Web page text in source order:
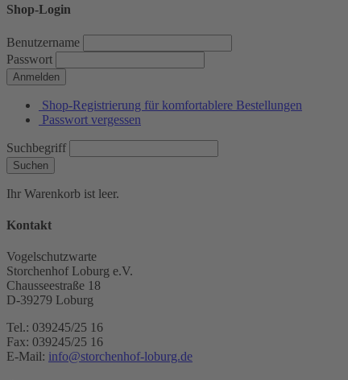
Shop-Login
Benutzername
Passwort
Anmelden
Shop-Registrierung für komfortablere Bestellungen
Passwort vergessen
Suchbegriff
Suchen
Ihr Warenkorb ist leer.
Kontakt
Vogelschutzwarte
Storchenhof Loburg e.V.
Chausseestraße 18
D-39279 Loburg
Tel.: 039245/25 16
Fax: 039245/25 16
E-Mail: info@storchenhof-loburg.de